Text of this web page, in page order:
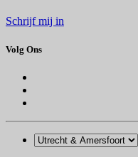
Schrijf mij in
Volg Ons